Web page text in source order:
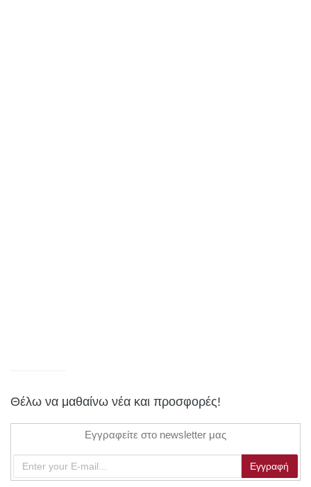
Θέλω να μαθαίνω νέα και προσφορές!
Εγγραφείτε στο newsletter μας